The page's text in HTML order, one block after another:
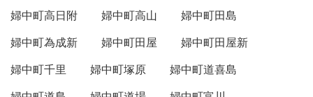
婦中町高日附
婦中町高山
婦中町田島
婦中町為成新
婦中町田屋
婦中町田屋新
婦中町千里
婦中町塚原
婦中町道喜島